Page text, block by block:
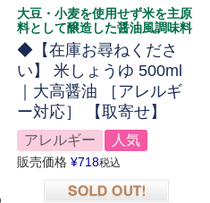
大豆・小麦を使用せず米を主原
料として醸造した醤油風調味料
◆【在庫お尋ねくださ
い】 米しょうゆ 500ml
｜大高醤油 ［アレルギ
ー対応］ 【取寄せ】
アレルギー 人気
販売価格 ¥718税込